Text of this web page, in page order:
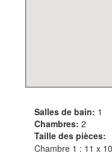
Salles de bain: 1
Chambres: 2
Taille des pièces:
Chambre 1 : 11 x 10